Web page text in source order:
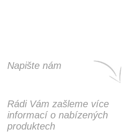
Napište nám
Rádi Vám zašleme více
informací o nabízených
produktech